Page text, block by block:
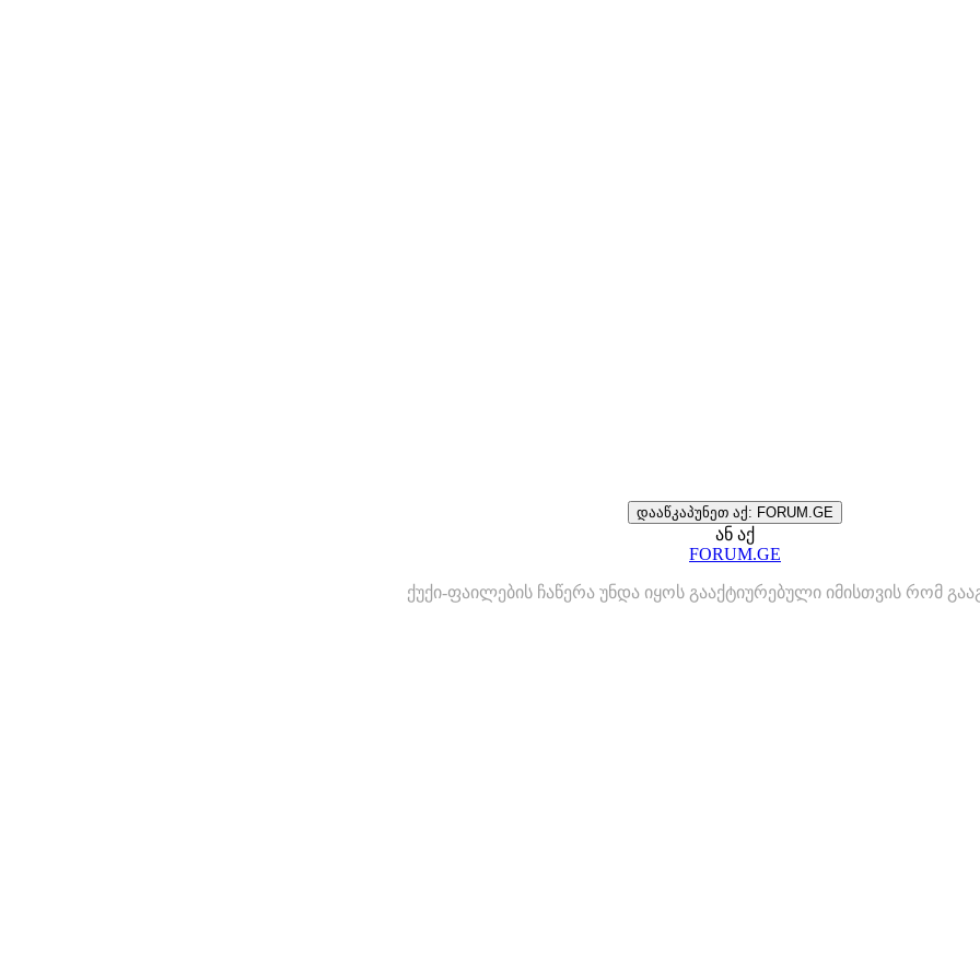
დააწკაპუნეთ აქ: FORUM.GE
ან აქ
FORUM.GE
ქუქი-ფაილების ჩაწერა უნდა იყოს გააქტიურებული იმისთვის რომ